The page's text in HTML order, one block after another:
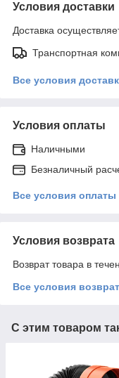
Условия доставки
Доставка
Транспортная
Все условия
Условия оплаты
Наличными
Безналичный
Все условия оплаты
Условия возврата
Возврат товара в
Все условия
С этим товаром